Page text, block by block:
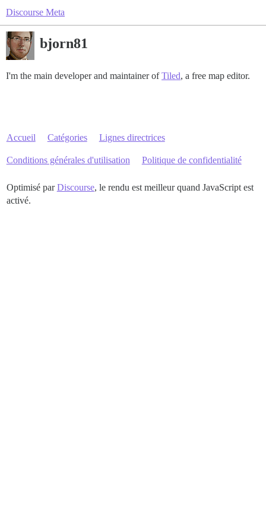
Discourse Meta
bjorn81
I'm the main developer and maintainer ofTiled, a free map editor.
Accueil Catégories Lignes directrices
Conditions générales d'utilisation Politique de confidentialité
Optimisé parDiscourse, le rendu est meilleur quand JavaScript est
activé.